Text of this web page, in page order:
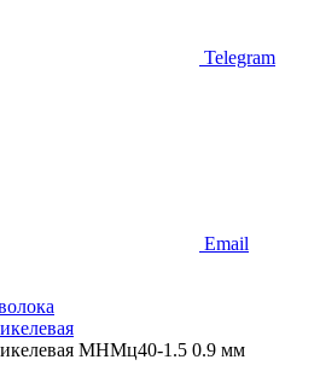
Telegram
Email
МНМц40-1.5 0.9 мм